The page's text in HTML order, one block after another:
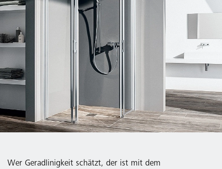
Wer Geradlinigkeit schätzt, der ist mit dem